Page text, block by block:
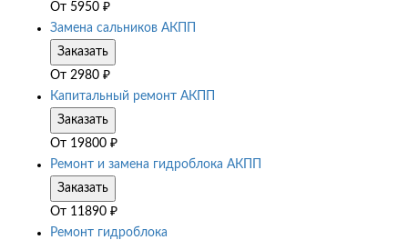
От 5950 ₽
Замена сальников АКПП
Заказать
От 2980 ₽
Капитальный ремонт АКПП
Заказать
От 19800 ₽
Ремонт и замена гидроблока АКПП
Заказать
От 11890 ₽
Ремонт гидроблока